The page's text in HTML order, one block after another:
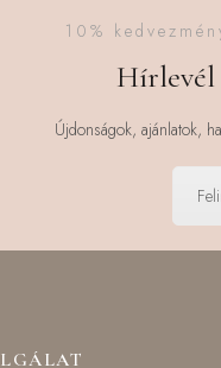
10%
Hírlevél
Újdonságok, ajánlatok,